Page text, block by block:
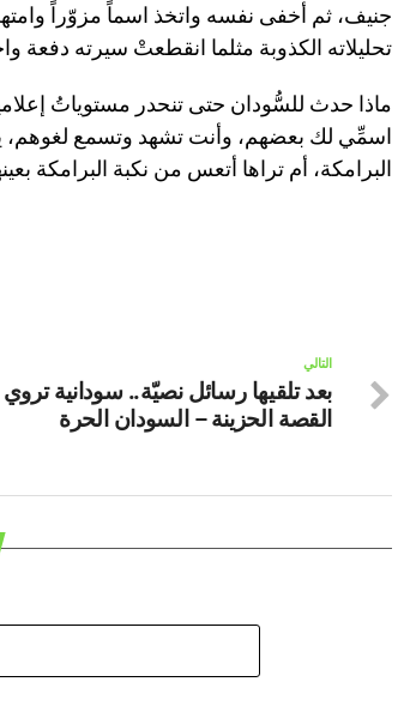
جنيف، ثم أخفى نفسه واتخذ اسماً مزوّراً
تحليلاته الكذوبة مثلما انقطعتْ سيرته دفعة
ماذا حدث للسُّودان حتى تنحدر مستوياتُ
اسمِّي لك بعضهم، وأنت تشهد وتسمع لغوهم،
البرامكة، أم تراها أتعس من نكبة البرامكة
التالي
بعد تلقيها رسائل نصيّة.. سودانية تروي
القصة الحزينة – السودان الحرة